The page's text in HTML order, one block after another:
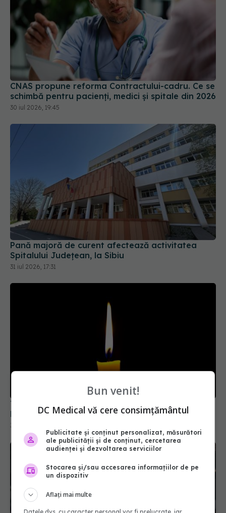
CNAS propune reforma Contractului-cadru. Ce se
schimbă pentru pacienți, medici și spitale din 2026
30 iul 2026, 19:45
Pană majoră de curent afectează activitatea
Spitalului Județean, la Sibiu
31 iul 2026, 17:31
Tragedie în lumea fotbalului. A murit Franco
Baresi, legenda lui AC Milan
31 iul 2026, 09:52
Bun venit!
DC Medical vă cere consimțământul
Publicitate și conținut personalizat, măsurători
ale publicității și de conținut, cercetarea
audienței și dezvoltarea serviciilor
Stocarea și/sau accesarea informațiilor de pe
un dispozitiv
Aflați mai multe